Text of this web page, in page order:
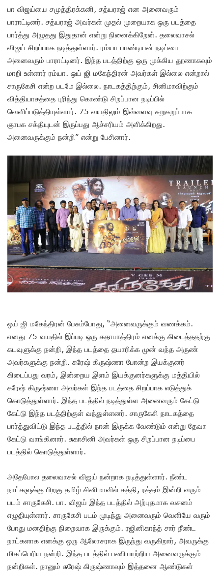
பா விஜய்யை சமுத்திரக்கனி, சத்யராஜ் என அனைவரும்
பாராட்டினர். சத்யராஜ் அவர்கள் முதல் முறையாக ஒரு படத்தை
பார்த்து அழுதது இதுதான் என்று நினைக்கிறேன். தலைவாசல்
விஜய் சிறப்பாக நடித்துள்ளார். ரம்யா பாண்டியன் நடிப்பை
அனைவரும் பாராட்டினர். இந்த படத்திற்கு ஒரு முக்கிய தூணாகவும்
மாறி உள்ளார் ரம்யா. ஒய் ஜி மகேந்திரன் அவர்கள் இல்லை என்றால்
சாருகேசி என்ற படமே இல்லை. நாடகத்திற்கும், சினிமாவிற்கும்
வித்தியாசத்தை புரிந்து கொண்டு சிறப்பான நடிப்பில்
வெளிப்படுத்தியுள்ளார். 75 வயதிலும் இவ்வளவு சுறுசுறுப்பாக
ஞாபக சக்தியுடன் இருப்பது ஆச்சரியம் அளிக்கிறது.
அனைவருக்கும் நன்றி” என்று பேசினார்.
ஒய் ஜி மகேந்திரன் பேசும்போது, “அனைவருக்கும் வணக்கம்.
எனது 75 வயதில் இப்படி ஒரு கதாபாத்திரம் எனக்கு கிடைத்ததற்கு
கடவுளுக்கு நன்றி, இந்த படத்தை தயாரிக்க முன் வந்த அருண்
அவர்களுக்கு நன்றி. சுரேஷ் கிருஷ்ணா போன்ற இயக்குனர்
கிடைப்பது வரம், இன்றைய இளம் இயக்குனர்களுக்கு மத்தியில்
சுரேஷ் கிருஷ்ணா அவர்கள் இந்த படத்தை சிறப்பாக எடுத்துக்
கொடுத்துள்ளார். இந்த படத்தில் நடித்துள்ள அனைவரும் கேட்டு
கேட்டு இந்த படத்திற்குள் வந்துள்ளனர். சாருகேசி நாடகத்தை
பார்த்துவிட்டு இந்த படத்தில் நான் இருக்க வேண்டும் என்று தேவா
கேட்டு வாங்கினார். சுகாசினி அவர்கள் ஒரு சிறப்பான நடிப்பை
படத்தில் கொடுத்துள்ளார்.
அதேபோல தலைவாசல் விஜய் நன்றாக நடித்துள்ளார். நீண்ட
நாட்களுக்கு பிறகு தமிழ் சினிமாவில் கத்தி, ரத்தம் இன்றி வரும்
படம் சாருகேசி. பா. விஜய் இந்த படத்தில் அற்புதமாக வசனம்
எழுதியுள்ளார். சாருகேசி படம் முடிந்து அனைவரும் வெளியே வரும்
போது மனதிற்கு நிறைவாக இருக்கும். ரஜினிகாந்த் சார் நீண்ட
நாட்களாக எனக்கு ஒரு ஆலோசராக இருந்து வருகிறார், அவருக்கு
மிகப்பெரிய நன்றி. இந்த படத்தில் பணியாற்றிய அனைவருக்கும்
நன்றிகள். நானும் சுரேஷ் கிருஷ்ணாவும் இத்தனை ஆண்டுகள்